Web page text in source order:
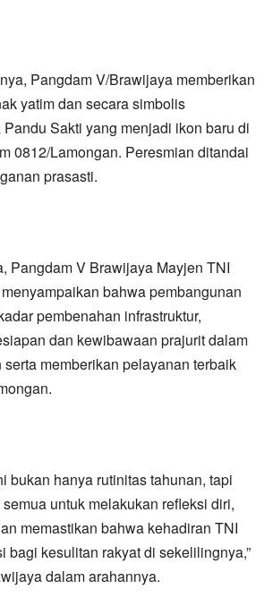
Pangdam V/Brawijaya memberikan
yatim dan secara simbolis
Sakti yang menjadi ikon baru di
0812/Lamongan. Peresmian ditandai
prasasti.
Pangdam V Brawijaya Mayjen TNI
bahwa pembangunan
pembenahan infrastruktur,
dan kewibawaan prajurit dalam
memberikan pelayanan terbaik
bukan hanya rutinitas tahunan, tapi
untuk melakukan refleksi diri,
memastikan bahwa kehadiran TNI
bagi kesulitan rakyat di sekelilingnya,”
dalam arahannya.